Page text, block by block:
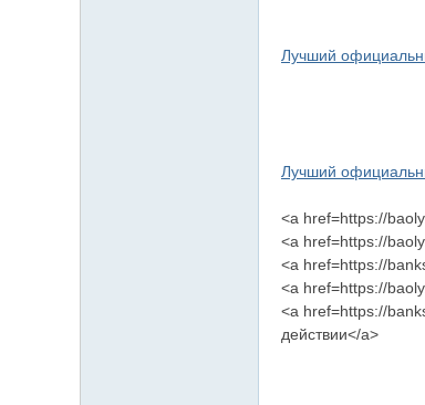
Лучший
Лучший
<a href=https://
<a href=https://
<a href=https://
<a href=https://
<a href=https://
действии</a>